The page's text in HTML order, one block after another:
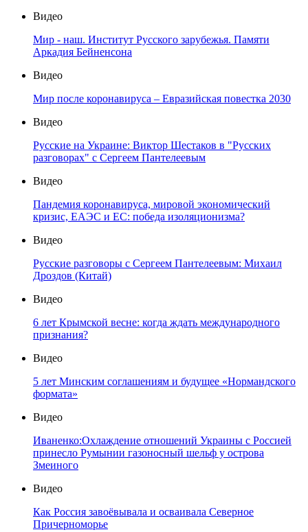
Видео
Мир - наш. Институт Русского зарубежья. Памяти
Аркадия Бейненсона
Видео
Мир после коронавируса – Евразийская повестка 2030
Видео
Русские на Украине: Виктор Шестаков в "Русских
разговорах" с Сергеем Пантелеевым
Видео
Пандемия коронавируса, мировой экономический
кризис, ЕАЭС и ЕС: победа изоляционизма?
Видео
Русские разговоры с Сергеем Пантелеевым: Михаил
Дроздов (Китай)
Видео
6 лет Крымской весне: когда ждать международного
признания?
Видео
5 лет Минским соглашениям и будущее «Нормандского
формата»
Видео
Иваненко:Охлаждение отношений Украины с Россией
принесло Румынии газоносный шельф у острова
Змеиного
Видео
Как Россия завоёвывала и осваивала Северное
Причерноморье